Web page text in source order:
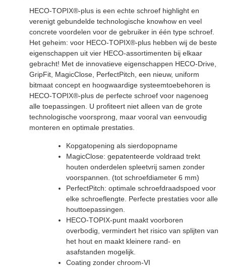
HECO-TOPIX®-plus is een echte schroef highlight en
verenigt gebundelde technologische knowhow en veel
concrete voordelen voor de gebruiker in één type schroef.
Het geheim: voor HECO-TOPIX®-plus hebben wij de beste
eigenschappen uit vier HECO-assortimenten bij elkaar
gebracht! Met de innovatieve eigenschappen HECO-Drive,
GripFit, MagicClose, PerfectPitch, een nieuw, uniform
bitmaat concept en hoogwaardige systeemtoebehoren is
HECO-TOPIX®-plus de perfecte schroef voor nagenoeg
alle toepassingen. U profiteert niet alleen van de grote
technologische voorsprong, maar vooral van eenvoudig
monteren en optimale prestaties.
Kopgatopening als sierdopopname
MagicClose: gepatenteerde voldraad trekt
houten onderdelen spleetvrij samen zonder
voorspannen. (tot schroefdiameter 6 mm)
PerfectPitch: optimale schroefdraadspoed voor
elke schroeflengte. Perfecte prestaties voor alle
houttoepassingen.
HECO-TOPIX-punt maakt voorboren
overbodig, vermindert het risico van splijten van
het hout en maakt kleinere rand- en
asafstanden mogelijk.
Coating zonder chroom-VI